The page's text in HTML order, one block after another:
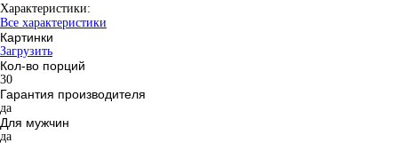
Характеристики:
Все характеристики
Картинки
Загрузить
Кол-во порций
30
Гарантия производителя
да
Для мужчин
да